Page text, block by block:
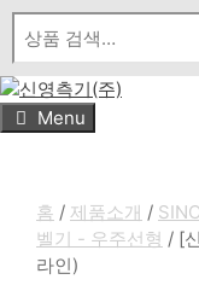
Skip
content
Menu
홈 / 제품소개 /
벨기 - 우주선형 / [
라인)